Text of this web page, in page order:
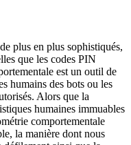
plus en plus sophistiqués,
que les codes PIN
est un outil de
humains des bots ou les
Alors que la
humaines immuables
comportementale
la manière dont nous